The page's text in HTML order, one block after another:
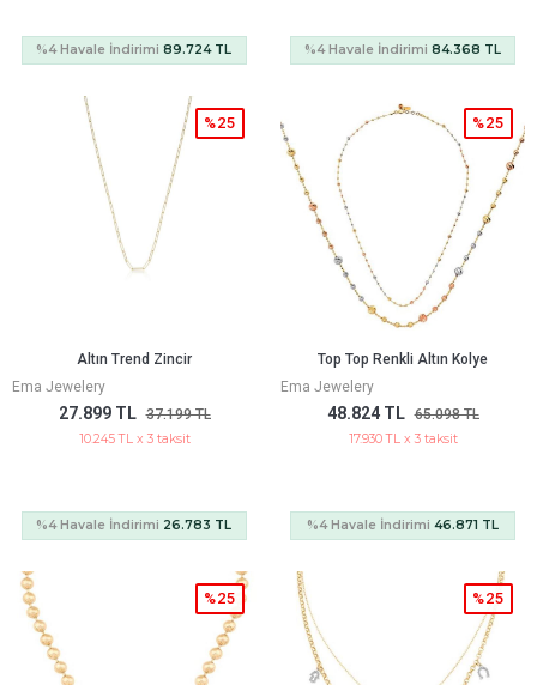
%4 Havale İndirimi89.724 TL %4 Havale İndirimi 84.368 TL
Altın Trend Zincir
Ema Jewelery
27.899 TL 37.199 TL
%25
10.245 TL x 3 taksit
%4 Havale İndirimi 26.783 TL
Top Top Renkli Altın Kolye
Ema Jewelery
48.824 TL 65.098 TL
%25
17.930 TL x 3 taksit
%4 Havale İndirimi 46.871 TL
%25 %25